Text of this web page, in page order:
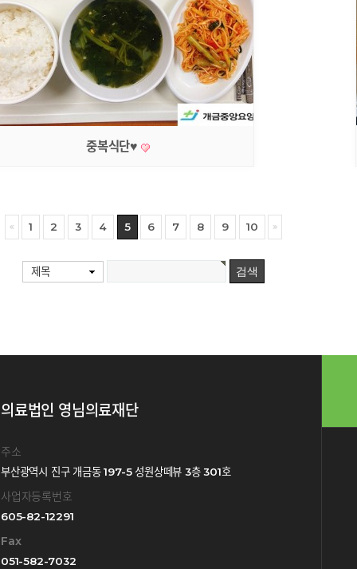
중복식단♥
1 2 3 4 5 6 7 8 9 10
제목
의료법인 영님의료재단
주소
부산광역시 진구 개금동 197-5 성원상떼뷰 3층 301호
사업자등록번호
605-82-12291
Fax
051-582-7032